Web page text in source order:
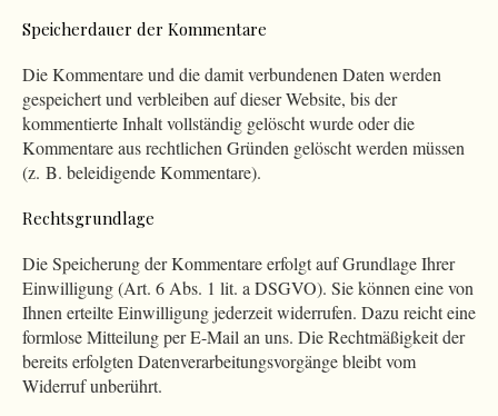
Speicherdauer der Kommentare
Die Kommentare und die damit verbundenen Daten werden
gespeichert und verbleiben auf dieser Website, bis der
kommentierte Inhalt vollständig gelöscht wurde oder die
Kommentare aus rechtlichen Gründen gelöscht werden müssen
(z. B. beleidigende Kommentare).
Rechtsgrundlage
Die Speicherung der Kommentare erfolgt auf Grundlage Ihrer
Einwilligung (Art. 6 Abs. 1 lit. a DSGVO). Sie können eine von
Ihnen erteilte Einwilligung jederzeit widerrufen. Dazu reicht eine
formlose Mitteilung per E-Mail an uns. Die Rechtmäßigkeit der
bereits erfolgten Datenverarbeitungsvorgänge bleibt vom
Widerruf unberührt.